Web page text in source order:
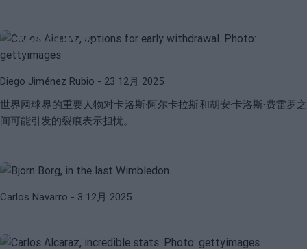
就退出网球"
Diego Jiménez Rubio - 23 12月 2025
世界网球界的重要人物对卡洛斯·阿尔卡拉斯和胡安·卡洛斯·费雷罗之
间可能引发的裂痕表示担忧。
BJÖRN BORGAUTOBIOGRAFÍA
Carlos Navarro - 3 12月 2025
阿尔卡拉斯和证据表明他有望成为历史上